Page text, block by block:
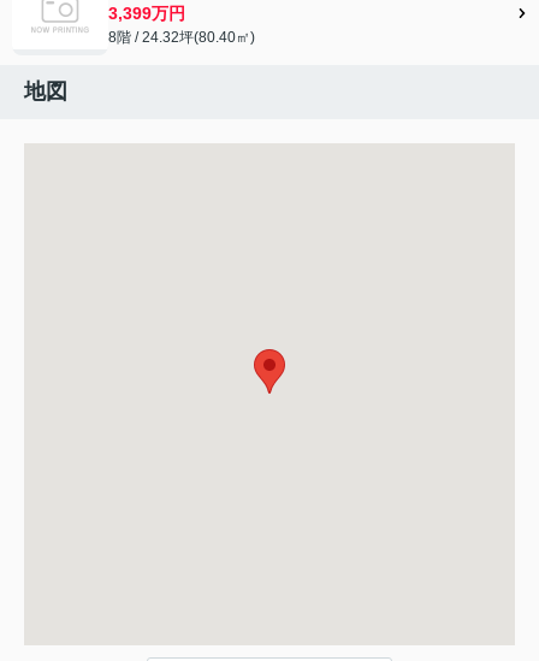
3,399万円
8階 / 24.32坪(80.40㎡)
地図